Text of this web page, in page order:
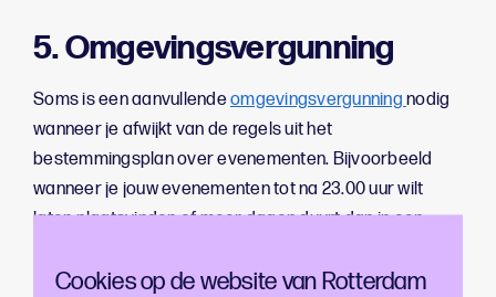
Cookies op de website van Rotterdam
5. Omgevingsvergunning
Soms is een aanvullendeomgevingsvergunning nodig
wanneer je afwijkt van de regels uit het
bestemmingsplan over evenementen. Bijvoorbeeld
wanneer je jouw evenementen tot na 23.00 uur wilt
laten plaatsvinden of meer dagen duurt dan in een
dat niet voldoet aan de standaard eisen zoals een